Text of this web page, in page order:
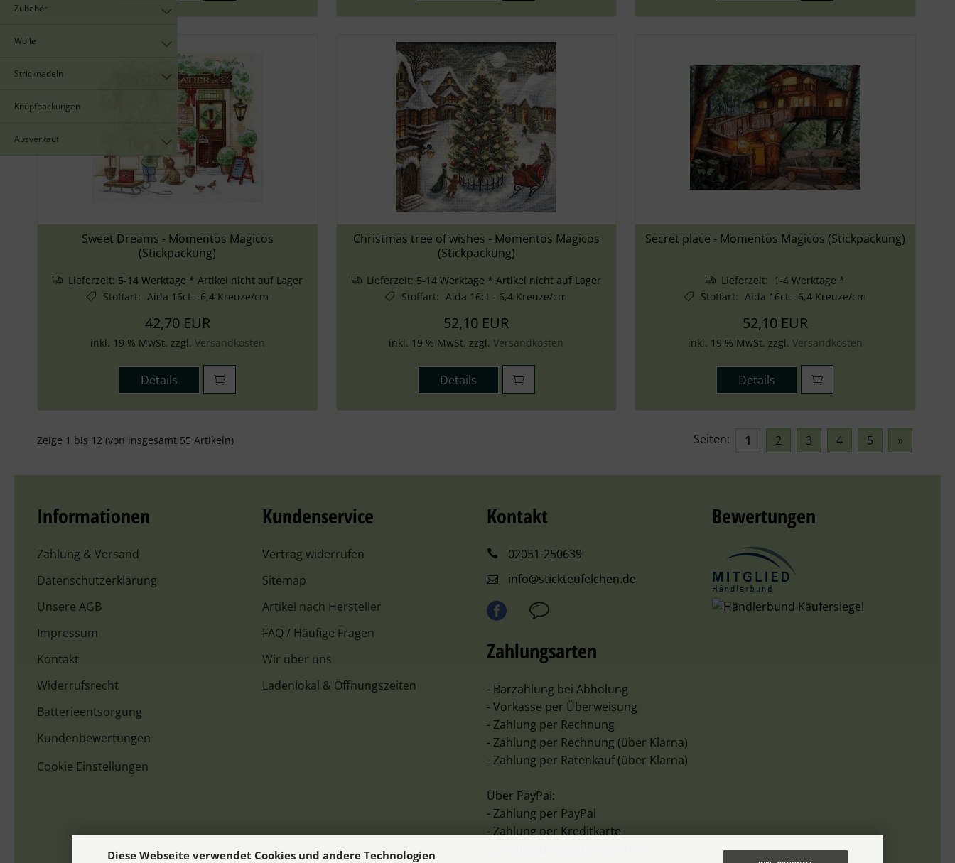
Zubehör
Wolle
Stricknadeln
Knüpfpackungen
Ausverkauf
Sweet Dreams - Momentos Magicos
(Stickpackung)
Lieferzeit: 5-14 Werktage * Artikel nicht auf Lager
Stoffart: Aida 16ct - 6,4 Kreuze/cm
42,70 EUR
inkl. 19 % MwSt. zzgl. Versandkosten
Details
Christmas tree of wishes - Momentos Magicos
(Stickpackung)
Lieferzeit: 5-14 Werktage * Artikel nicht auf Lager
Stoffart: Aida 16ct - 6,4 Kreuze/cm
52,10 EUR
inkl. 19 % MwSt. zzgl.Versandkosten
Details
Secret place - Momentos Magicos (Stickpackung)
Lieferzeit: 1-4 Werktage *
Stoffart: Aida 16ct - 6,4 Kreuze/cm
52,10 EUR
inkl. 19 % MwSt. zzgl. Versandkosten
Details
Zeige 1 bis 12 (von insgesamt 55 Artikeln) Seiten: 1 2 3 4 5 »
Informationen
Zahlung & Versand
Datenschutzerklärung
Unsere AGB
Impressum
Kontakt
Widerrufsrecht
Batterieentsorgung
Kundenbewertungen
Cookie Einstellungen
Kundenservice
Vertrag widerrufen
Sitemap
Artikel nach Hersteller
FAQ / Häufige Fragen
Wir über uns
Ladenlokal & Öffnungszeiten
Kontakt
02051-250639
info@stickteufelchen.de
Zahlungsarten
- Barzahlung bei Abholung
- Vorkasse per Überweisung
- Zahlung per Rechnung
- Zahlung per Rechnung (über Klarna)
- Zahlung per Ratenkauf (über Klarna)
Über PayPal:
- Zahlung per PayPal
- Zahlung per Kreditkarte
Bewertungen
Diese Webseite verwendet Cookies und andere Technologien